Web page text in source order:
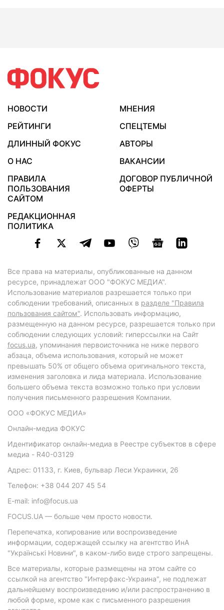
НОВОСТИ
МНЕНИЯ
РЕЙТИНГИ
СПЕЦТЕМЫ
ДЛИННЫЙ ФОКУС
АВТОРЫ
О НАС
ВАКАНСИИ
ПРАВИЛА
ПОЛЬЗОВАНИЯ
САЙТОМ
ДОГОВОР ПУБЛИЧНОЙ
ОФЕРТЫ
РЕДАКЦИОННАЯ
ПОЛИТИКА
Все права на материалы, опубликованные на данном
ресурсе, принадлежат ООО "ФОКУС МЕДИА".
Использование материалов разрешается только при
соблюдении требований, описанных в разделе "Правила
пользования сайтом". Использовать информацию,
размещенную на данном ресурсе, разрешается только при
соблюдении следующих условий: гиперссылки на Сайт
focus.ua, упоминания первоисточника не ниже первого
абзаца, объема использования, который не может
превышать 50% от общего объема оригинального текста,
изменения заголовка и лида материала. Использование
большего объема текста возможно только при условии
получения письменного разрешения Компании.
ООО «ФОКУС МЕДИА»
Онлайн-медиа ФОКУС
Идентификатор онлайн-медиа в Реестре субъектов в сфере
медиа - R40-03129
Адрес: 01133, г. Киев, бульвар Леси Украинки, 26
Телефон: +38 044 207 45 54
E-mail: info@focus.ua
FOCUS.UA — больше чем просто новости.
Перепечатка, копирование или воспроизведение
информации, содержащей ссылку на агентство ИнА
"Українські Новини", в каком-либо виде строго запрещены.
Все материалы, которые размещены на этом сайте со
ссылкой на агентство "Интерфакс-Украина", не подлежат
дальнейшему воспроизведению и/или распространению в
любой форме, кроме как с письменного разрешения